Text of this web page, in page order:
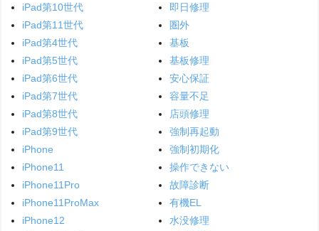
iPad第10世代
iPad第11世代
iPad第4世代
iPad第5世代
iPad第6世代
iPad第7世代
iPad第8世代
iPad第9世代
iPhone
iPhone11
iPhone11Pro
iPhone11ProMax
iPhone12
即日修理
圏外
基板
基板修理
安心保証
容量不足
店頭修理
強制再起動
強制初期化
操作できない
故障診断
有機EL
水没修理